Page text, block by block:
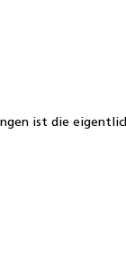
ist die